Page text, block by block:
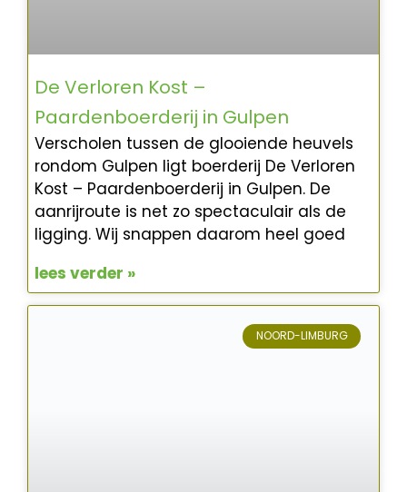
De Verloren Kost –
Paardenboerderij in Gulpen
Verscholen tussen de glooiende heuvels
rondom Gulpen ligt boerderij De Verloren
Kost – Paardenboerderij in Gulpen. De
aanrijroute is net zo spectaculair als de
ligging. Wij snappen daarom heel goed
lees verder »
NOORD-LIMBURG